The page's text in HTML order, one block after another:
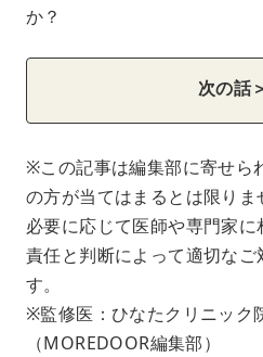
か？
次の話
※この記事は編集部に寄せら
の方が当てはまるとは限りま
必要に応じて医師や専門家
責任と判断によって適切なご
す。
※監修医：ひなたクリニック
（MOREDOOR編集部）